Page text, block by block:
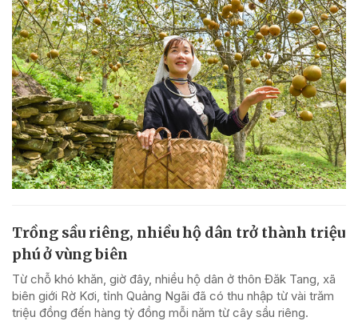
Trồng sầu riêng, nhiều hộ dân trở thành triệu
phú ở vùng biên
Từ chỗ khó khăn, giờ đây, nhiều hộ dân ở thôn Đăk Tang, xã
biên giới Rờ Kơi, tỉnh Quảng Ngãi đã có thu nhập từ vài trăm
triệu đồng đến hàng tỷ đồng mỗi năm từ cây sầu riêng.